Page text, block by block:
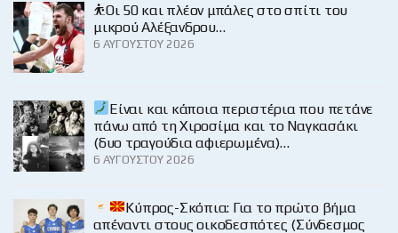
⛹️Οι 50 και πλέον μπάλες στο σπίτι του
μικρού Αλέξανδρου…
6 ΑΥΓΟΎΣΤΟΥ 2026
Είναι και κάποια περιστέρια που πετάνε
πάνω από τη Χιροσίμα και το Ναγκασάκι
(δυο τραγούδια αφιερωμένα)…
6 ΑΥΓΟΎΣΤΟΥ 2026
Κύπρος-Σκόπια: Για το πρώτο βήμα
απέναντι στους οικοδεσπότες (Σύνδεσμος